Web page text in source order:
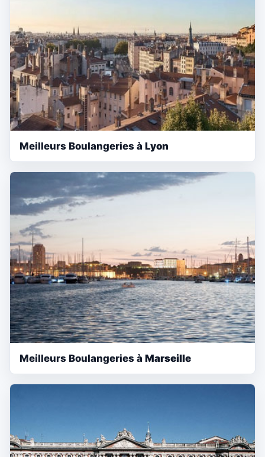
Meilleurs Boulangeries à Lyon
Meilleurs Boulangeries à Marseille